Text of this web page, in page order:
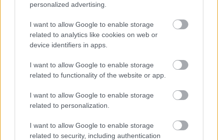
personalized advertising.
I want to allow Google to enable storage
related to analytics like cookies on web or
device identifiers in apps.
I want to allow Google to enable storage
related to functionality of the website or app.
I want to allow Google to enable storage
related to personalization.
I want to allow Google to enable storage
related to security, including authentication
Egyszer fent, egyszer lent, így festett a Duna a két évvel
ezelőtti árvíz idején és így most – fotógyűjtemény
ugyanazokból a szögekből
Ilyenek eddig a tapasztalatok a vendégektől – a hőhullám
miatt ingyenes a strandolás Szolnokon
Nem biztató: a hétvégi kisebb felfrissülés után jövő héten
megint visszatér a forróság, újra rekkenő hőség jön, akár 38
fokokkal
Közzétették a szakértői állásfoglalást, a Fiumei úti fák
többsége szakszerűen már nem ápolható